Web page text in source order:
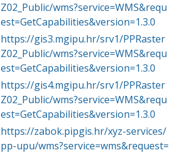
Z02_Public/wms?service=WMS&requ
est=GetCapabilities&version=1.3.0
https://gis3.mgipu.hr/srv1/PPRaster
Z02_Public/wms?service=WMS&requ
est=GetCapabilities&version=1.3.0
https://gis4.mgipu.hr/srv1/PPRaster
Z02_Public/wms?service=WMS&requ
est=GetCapabilities&version=1.3.0
https://zabok.pipgis.hr/xyz-services/
pp-upu/wms?service=wms&request=